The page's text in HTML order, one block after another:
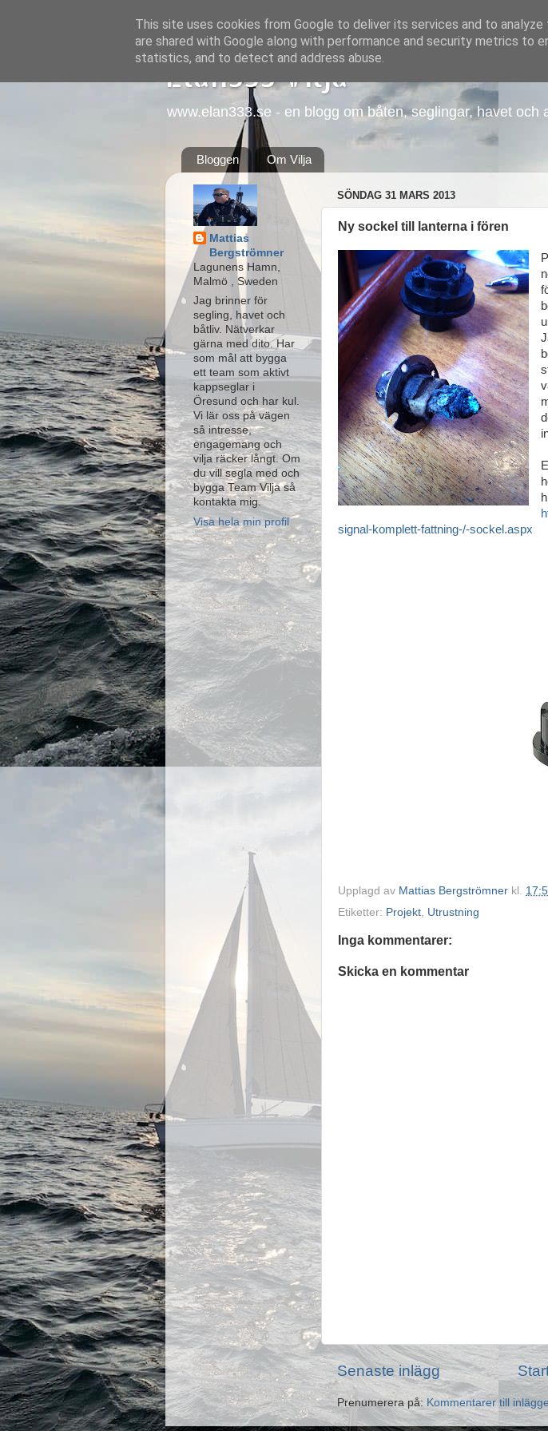
Elan333 Vilja
www.elan333.se - en blogg om båten, seglingar, havet och
Bloggen Om Vilja
SÖNDAG 31 MARS 2013
Ny sockel till lanterna i fören
signal-komplett-fattning-/-sockel.aspx
Upplagd av Mattias Bergströmner kl.
Etiketter: Projekt, Utrustning
Inga kommentarer:
Skicka en kommentar
Senaste inlägg
Prenumerera på: Kommentarer till
Mattias
Bergströmner
Lagunens Hamn,
Malmö , Sweden
Jag brinner för
segling, havet och
båtliv. Nätverkar
gärna med dito. Har
som mål att bygga
ett team som aktivt
kappseglar i
Öresund och har kul.
Vi lär oss på vägen
så intresse,
engagemang och
vilja räcker långt. Om
du vill segla med och
bygga Team Vilja så
kontakta mig.
Visa hela min profil
This site uses cookies from Google to deliver its services and to analyze
are shared with Google along with performance and security metrics to
statistics, and to detect and address abuse.